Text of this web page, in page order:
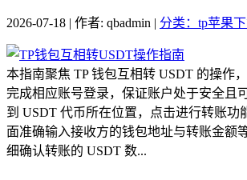
2026-07-18 | 作者: qbadmin | 分类：tp苹果
本指南聚焦 TP 钱包互相转 USDT 的操作
完成相应账号登录，保证账户处于安全且
到 USDT 代币所在位置，点击进行转账功
面准确输入接收方的钱包地址与转账金额
细确认转账的 USDT 数...